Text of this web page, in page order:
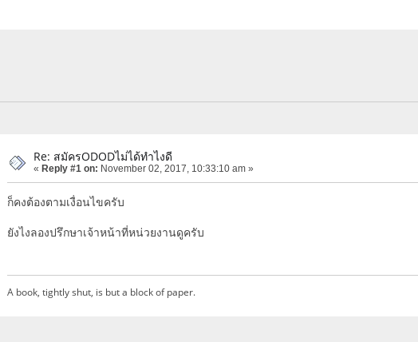
Re: สมัครODODไม่ได้ทำไงดี
« Reply #1 on: November 02, 2017, 10:33:10 am »
ก็คงต้องตามเงื่อนไขครับ
ยังไงลองปรึกษาเจ้าหน้าที่หน่วยงานดูครับ
A book, tightly shut, is but a block of paper.